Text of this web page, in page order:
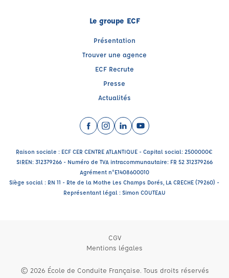
Le groupe ECF
Présentation
Trouver une agence
ECF Recrute
Presse
Actualités
Facebook (nouvelle fenêtre)
Instagram (nouvelle fenêtre)
LinkedIn (nouvelle fenêtre)
YouTube (nouvelle
Raison sociale : ECF CER CENTRE ATLANTIQUE - Capital social: 2500000€
SIREN: 312379266 - Numéro de TVA intracommunautaire: FR 52 312379266
Agrément n°E1408600010
Siège social : RN 11 - Rte de la Mothe Les Champs Dorés, LA CRECHE (79260) -
Représentant légal : Simon COUTEAU
CGV
Mentions légales
© 2026 École de Conduite Française. Tous droits réservés